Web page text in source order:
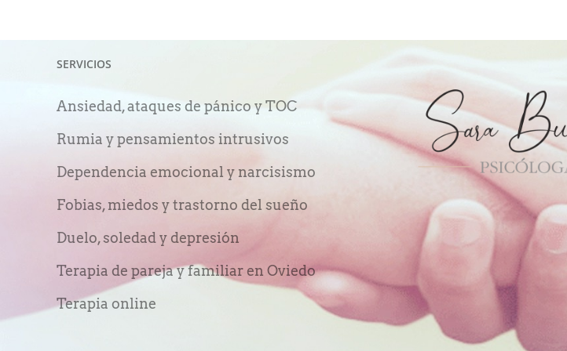
SERVICIOS
Ansiedad, ataques de pánico y TOC
Rumia y pensamientos intrusivos
Dependencia emocional y narcisismo
Fobias, miedos y trastorno del sueño
Duelo, soledad y depresión
Terapia de pareja y familiar en Oviedo
Terapia online